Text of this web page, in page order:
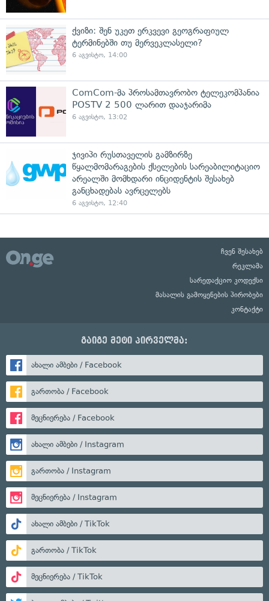
ქვიზი: შენ უკეთ ერკვევი გეოგრაფიულ
ტერმინებში თუ მერვეკლასელი?
6 აგვისტო, 14:00
ComCom-მა პროსამთავრობო ტელეკომპანია
POSTV 2 500 ლარით დააჯარიმა
6 აგვისტო, 13:02
ჯივიპი რუსთაველის გამზირზე
წყალმომარაგების ქსელების სარეაბილიტაციო
არეალში მომხდარი ინციდენტის შესახებ
განცხადებას ავრცელებს
6 აგვისტო, 12:40
ჩვენ შესახებ
რეკლამა
სარედაქციო კოდექსი
მასალის გამოყენების პირობები
კონტაქტი
გაიგე მეტი პირველმა:
ახალი ამბები / Facebook
გართობა / Facebook
მეცნიერება / Facebook
ახალი ამბები / Instagram
გართობა / Instagram
მეცნიერება / Instagram
ახალი ამბები / TikTok
გართობა / TikTok
მეცნიერება / TikTok